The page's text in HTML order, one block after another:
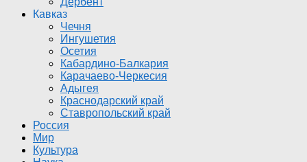
Кавказ
Чечня
Ингушетия
Осетия
Кабардино-Балкария
Карачаево-Черкесия
Адыгея
Краснодарский край
Ставропольский край
Россия
Мир
Культура